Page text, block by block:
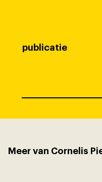
publicatie
Meer van Cornelis